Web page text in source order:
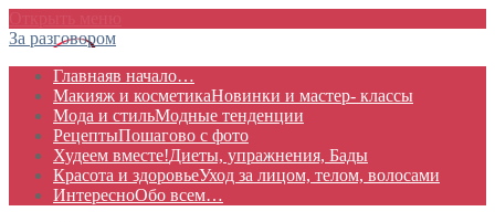
За разговором
Главнаяв начало…
Макияж и косметикаНовинки и мастер- классы
Мода и стильМодные тенденции
РецептыПошагово с фото
Худеем вместе!Диеты, упражнения, Бады
Красота и здоровьеУход за лицом, телом, волосами
ИнтересноОбо всем…